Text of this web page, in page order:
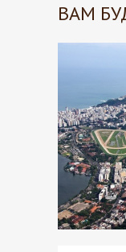
ВАМ